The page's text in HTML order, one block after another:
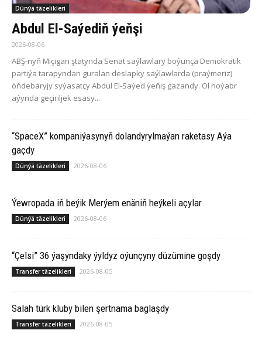
Dünýä täzelikleri
Abdul El-Saýediň ýeňşi
2026-08-06
ABŞ-nyň Miçigan ştatynda Senat saýlawlary boýunça Demokratik
partiýa tarapyndan guralan deslapky saýlawlarda (praýmeriz)
öňdebaryjy syýasatçy Abdul El-Saýed ýeňiş gazandy. Ol noýabr
aýynda geçiriljek esasy...
“SpaceX” kompaniýasynyň dolandyrylmaýan raketasy Aýa
gaçdy
Dünýä täzelikleri 2026-08-06
Ýewropada iň beýik Merýem enäniň heýkeli açylar
Dünýä täzelikleri 2026-08-06
“Çelsi” 36 ýaşyndaky ýyldyz oýunçyny düzümine goşdy
Transfer täzelikleri 2026-08-05
Salah türk kluby bilen şertnama baglaşdy
Transfer täzelikleri 2026-08-05